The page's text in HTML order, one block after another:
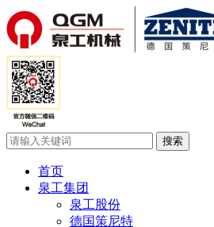
首页
泉工集团
泉工股份
德国策尼特